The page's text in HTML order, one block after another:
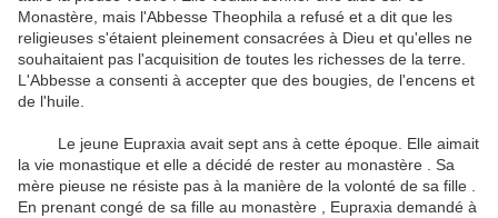
Monastère, mais l'Abbesse Theophila a refusé et a dit que les
religieuses s'étaient pleinement consacrées à Dieu et qu'elles ne
souhaitaient pas l'acquisition de toutes les richesses de la terre.
L'Abbesse a consenti à accepter que des bougies, de l'encens et
de l'huile.
Le jeune Eupraxia avait sept ans à cette époque. Elle aimait
la vie monastique et elle a décidé de rester au monastère .
Sa
mère pieuse ne résiste pas à la manière de la volonté de sa fille .
En prenant congé de sa fille au monastère , Eupraxia demandé à